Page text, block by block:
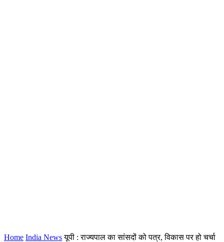
Home India News यूपी : राज्यपाल का सांसदों को पत्र, विकास पर हो चर्चा